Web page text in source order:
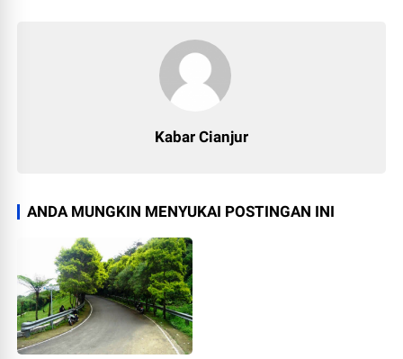
Kabar Cianjur
ANDA MUNGKIN MENYUKAI POSTINGAN INI